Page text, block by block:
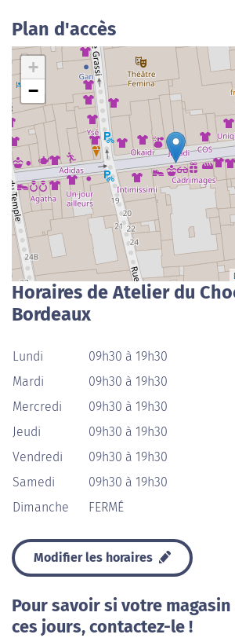
Plan d'accès
+
−
Horaires de Atelier du
Bordeaux
Lundi
09h30 à 19h30
Mardi
09h30 à 19h30
Mercredi
09h30 à 19h30
Jeudi
09h30 à 19h30
Vendredi
09h30 à 19h30
Samedi
09h30 à 19h30
Dimanche
FERMÉ
Modifier les horaires
Pour savoir si votre
ces jours, contactez-le !